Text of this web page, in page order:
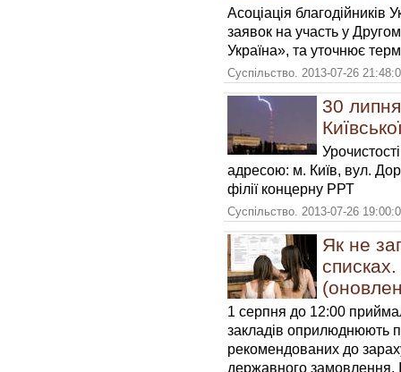
Асоціація благодійників
заявок на участь у
Україна», та уточнює
Суспільство. 2013-07-26
30
адресою: м. Київ, вул.
філії концерну РРТ
Суспільство. 2013-07-26
Як не
списках.
1 серпня до 12:00
закладів оприлюднюють
рекомендованих до
державного замовлення.